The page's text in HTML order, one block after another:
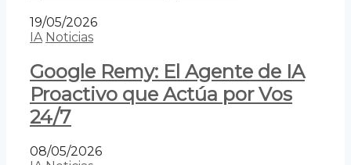
19/05/2026
IA Noticias
Google Remy: El Agente de IA
Proactivo que Actúa por Vos
24/7
08/05/2026